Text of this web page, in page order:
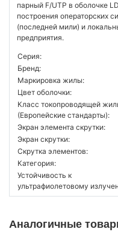
парный F/UTP в оболочке
построения операторских
(последней мили) и
предприятия.
Серия:
Бренд:
Маркировка жилы:
Цвет оболочки:
Класс токопроводящей
(Европейские стандарты):
Экран элемента скрутки:
Экран скрутки:
Скрутка элементов:
Категория:
Устойчивость к
ультрафиолетовому
Аналогичные